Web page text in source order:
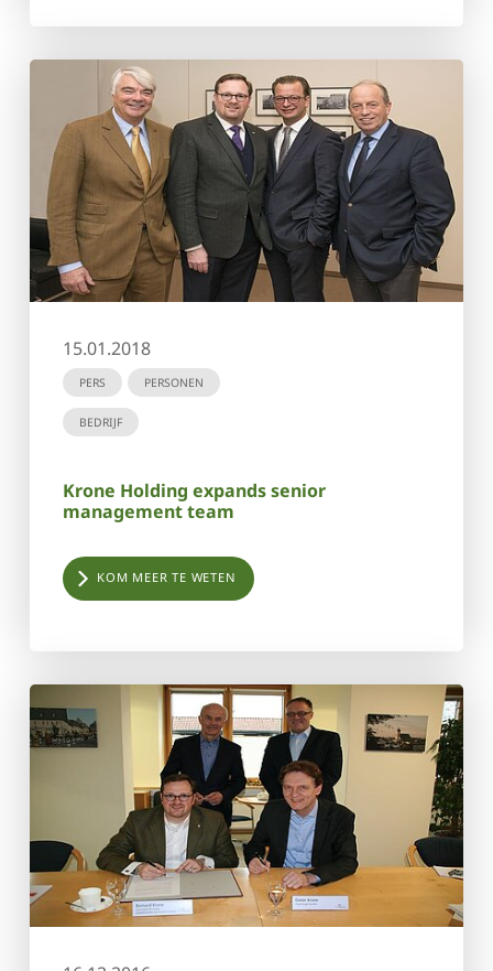
15.01.2018
PERS PERSONEN
BEDRIJF
Krone Holding expands senior
management team
KOM MEER TE WETEN